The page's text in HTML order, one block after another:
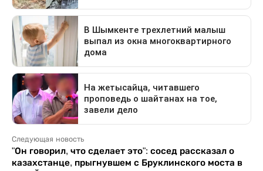
Следующая новость
"Он говорил, что сделает это": сосед рассказал о
казахстанце, прыгнувшем с Бруклинского моста в